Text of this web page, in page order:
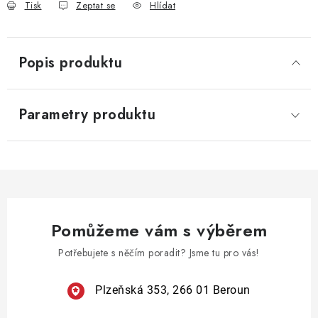
Tisk Zeptat se Hlídat
Popis produktu
Parametry produktu
Pomůžeme vám s výběrem
Potřebujete s něčím poradit? Jsme tu pro vás!
Plzeňská 353, 266 01 Beroun